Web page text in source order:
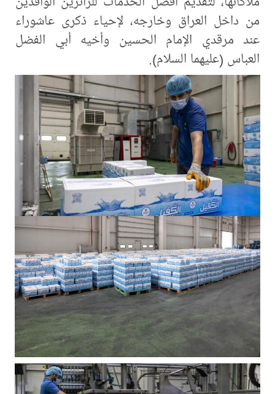
من داخل العراق وخارجه، لإحياء ذكرى عاشوراء
عند مرقدي الإمام الحسين وأخيه أبي الفضل
العباس (عليهما السلام).